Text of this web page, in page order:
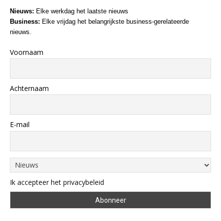
Nieuws: Elke werkdag het laatste nieuws
Business: Elke vrijdag het belangrijkste business-gerelateerde
nieuws.
Voornaam
Achternaam
E-mail
Ik accepteer het privacybeleid